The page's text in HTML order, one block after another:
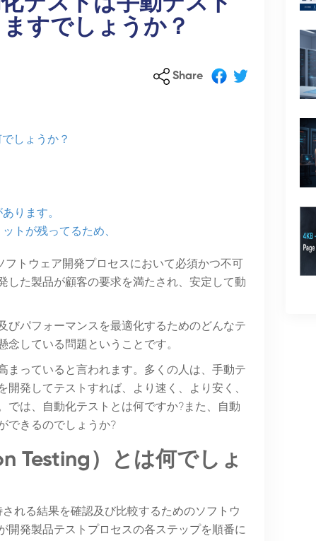
すでしょうか？
Share
しょうか？
ります。
トが残ってるため、
トウェア開発プロセスにおいて必須かつ不可
した製品が顧客の要求を満たされ、安定して動
びパフォーマンスを最適化するためのどんなテ
している問題ということです。
まっていると言われます。多くの人は、手動テ
発してテストすれば、より速く、より安く、
では、自動化テストとは何ですか?また、自動
できるのでしょうか?
Testing）とは何でしょ
れる結果を確認及び比較するためのソフトウ
開発製品テストプロセスの各ステップを順番に